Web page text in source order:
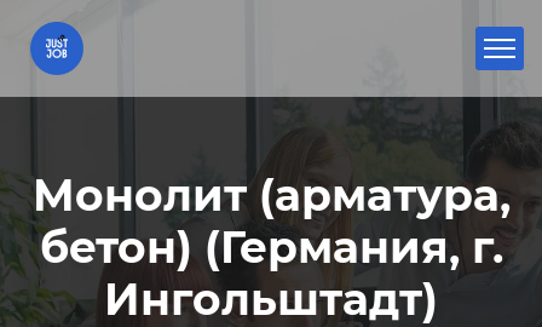
Монолит (арматура,
бетон) (Германия, г.
Ингольштадт)